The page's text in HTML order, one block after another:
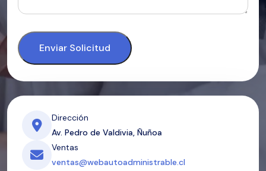
Enviar Solicitud
Dirección
Av. Pedro de Valdivia, Ñuñoa
Ventas
ventas@webautoadministrable.cl